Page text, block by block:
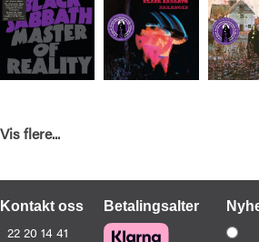
Black Sabbath
Vis flere...
Kontakt oss
22 20 14 41
Betalingsalternativer